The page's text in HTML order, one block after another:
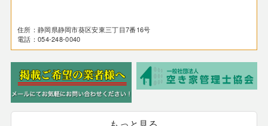
住所：静岡県静岡市葵区安東三丁目7番16号
電話：054-248-0040